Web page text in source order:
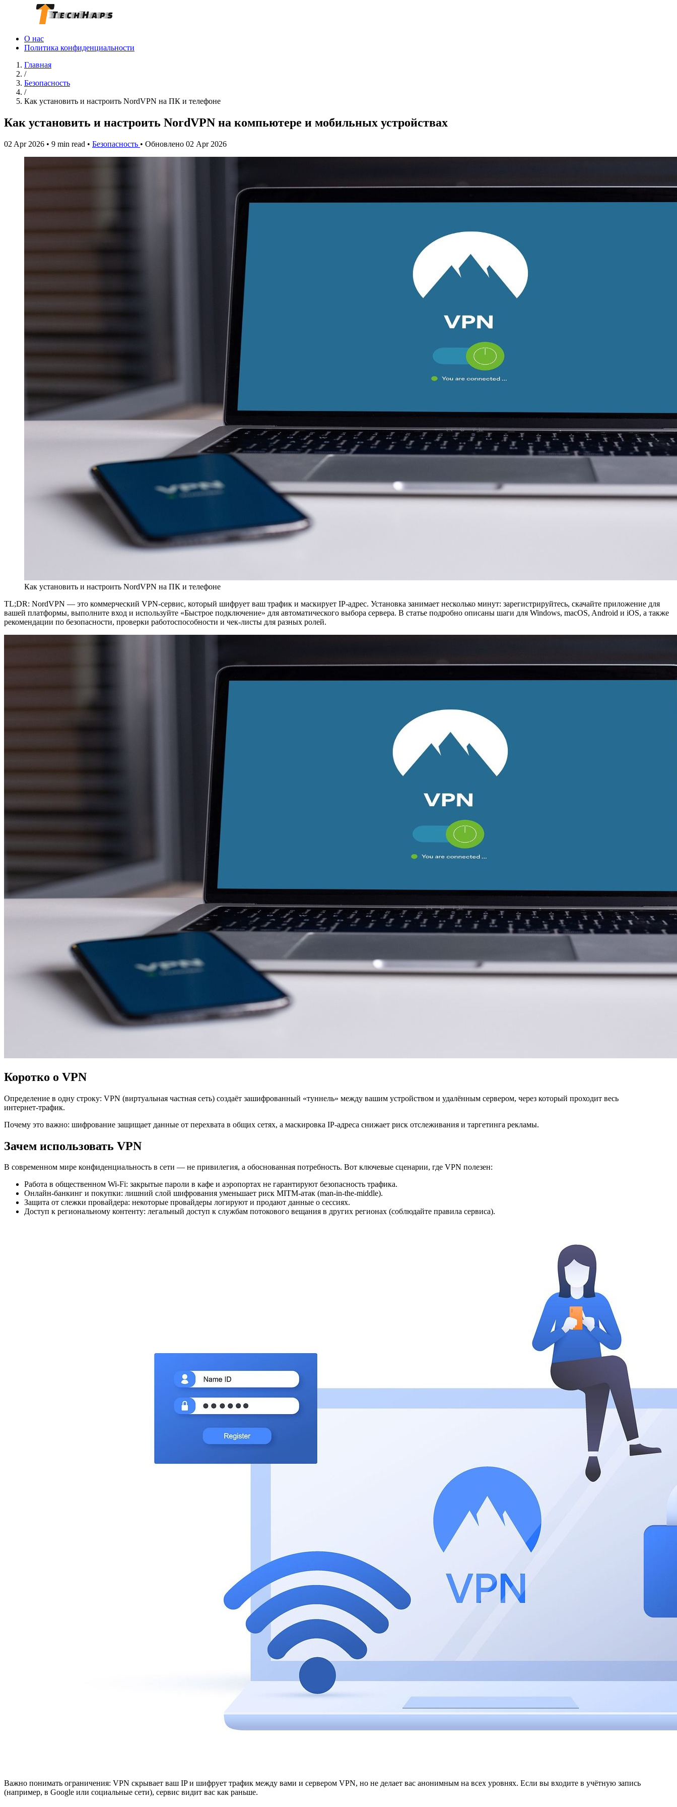
О нас
Политика конфиденциальности
Главная
/
Безопасность
/
Как установить и настроить NordVPN на ПК и телефоне
Как установить и настроить NordVPN на компьютере и мобильных устройствах
02 Apr 2026 • 9 min read • Безопасность • Обновлено 02 Apr 2026
Как установить и настроить NordVPN на ПК и телефоне
TL;DR: NordVPN — это коммерческий VPN-сервис, который шифрует ваш трафик и маскирует IP‑адрес. Установка занимает несколько минут: зарегистрируйтесь, скачайте приложение для
вашей платформы, выполните вход и используйте «Быстрое подключение» для автоматического выбора сервера. В статье подробно описаны шаги для Windows, macOS, Android и iOS, а также
рекомендации по безопасности, проверки работоспособности и чек‑листы для разных ролей.
Коротко о VPN
Определение в одну строку: VPN (виртуальная частная сеть) создаёт зашифрованный «туннель» между вашим устройством и удалённым сервером, через который проходит весь
интернет‑трафик.
Почему это важно: шифрование защищает данные от перехвата в общих сетях, а маскировка IP‑адреса снижает риск отслеживания и таргетинга рекламы.
Зачем использовать VPN
В современном мире конфиденциальность в сети — не привилегия, а обоснованная потребность. Вот ключевые сценарии, где VPN полезен:
Работа в общественном Wi‑Fi: закрытые пароли в кафе и аэропортах не гарантируют безопасность трафика.
Онлайн‑банкинг и покупки: лишний слой шифрования уменьшает риск MITM‑атак (man‑in‑the‑middle).
Защита от слежки провайдера: некоторые провайдеры логируют и продают данные о сессиях.
Доступ к региональному контенту: легальный доступ к службам потокового вещания в других регионах (соблюдайте правила сервиса).
Важно понимать ограничения: VPN скрывает ваш IP и шифрует трафик между вами и сервером VPN, но не делает вас анонимным на всех уровнях. Если вы входите в учётную запись
(например, в Google или социальные сети), сервис видит вас как раньше.